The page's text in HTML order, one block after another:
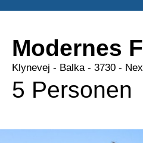
Modernes
Klynevej - Balka - 3730 -
5 Personen